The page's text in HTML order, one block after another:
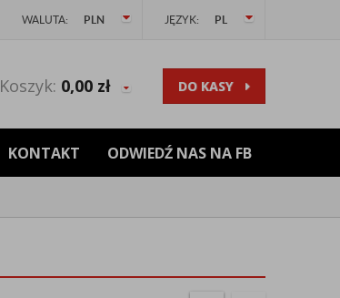
WALUTA: PLN JĘZYK: PL
Koszyk: 0,00 zł DO KASY
KONTAKT ODWIEDŹ NAS NA FB